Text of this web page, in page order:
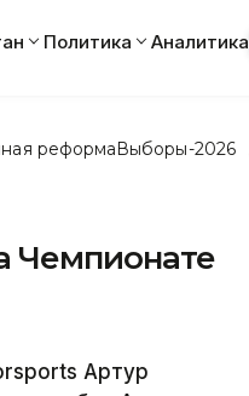
Политика Аналитика
реформаВыборы-2026
Чемпионате
Артур